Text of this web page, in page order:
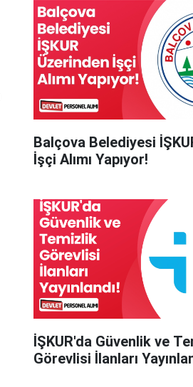
Balçova Belediyesi
İşçi Alımı Yapıyor!
İŞKUR'da Güvenlik ve
Görevlisi İlanları